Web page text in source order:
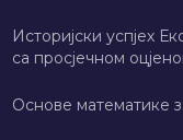
Историјски успјех
са просјечном
Основе математике